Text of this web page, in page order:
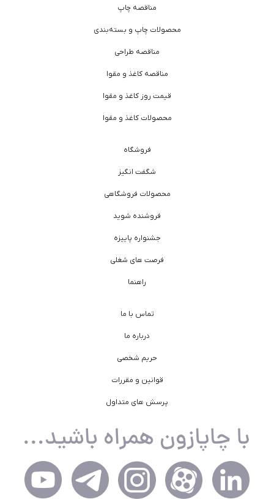
مناقصه چاپ
محصولات چاپ و بسته‌بندی
مناقصه طراحی
مناقصه کاغذ و مقوا
قیمت روز کاغذ و مقوا
محصولات کاغذ و مقوا
فروشگاه
شگفت انگیز
محصولات فروشگاهی
فروشنده شوید
جشنواره پاییزه
فرصت های شغلی
راهنما
تماس با ما
درباره ما
حریم شخصی
قوانین و مقررات
پرسش های متداول